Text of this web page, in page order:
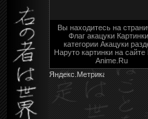
Вы находитесь на
Флаг акацуки
категории Акацуки
Наруто картинки на сайте
Anime.Ru